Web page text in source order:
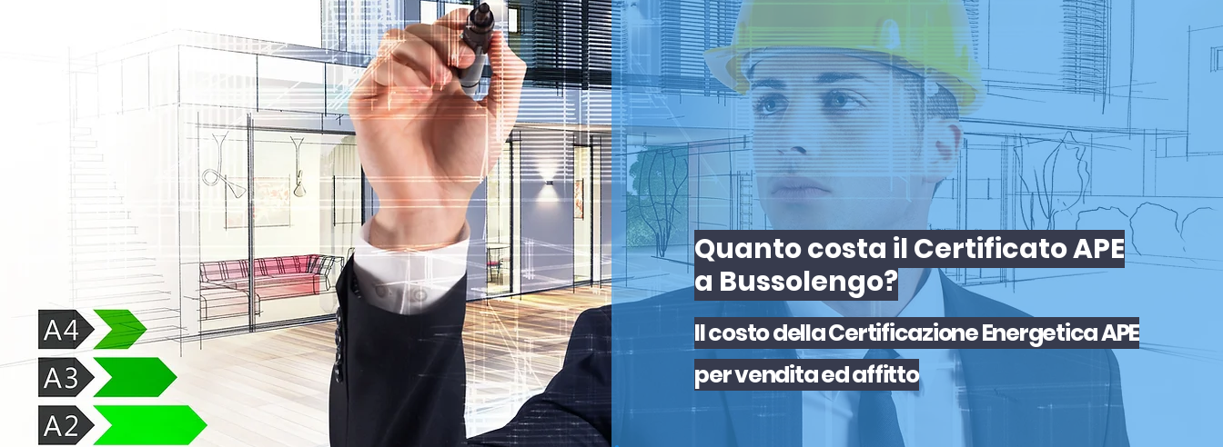
Quanto costa il Certificato APE
a Bussolengo?
IlcostodellaCertificazione Energetica APE
pervenditaedaffitto